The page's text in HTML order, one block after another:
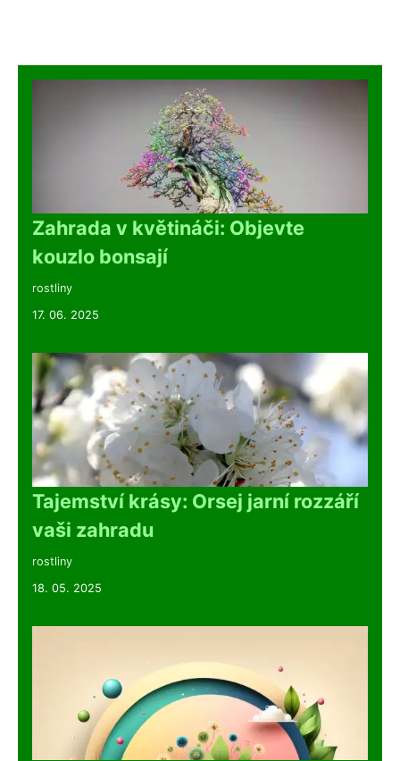
Zahrada v květináči: Objevte
kouzlo bonsají
rostliny
17. 06. 2025
Tajemství krásy: Orsej jarní rozzáří
vaši zahradu
rostliny
18. 05. 2025